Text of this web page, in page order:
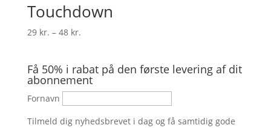
Touchdown
29 kr. – 48 kr.Prisinterval:
48 kr.
Få 50% i rabat på den første levering af dit
abonnement
Fornavn
Tilmeld dig nyhedsbrevet i dag og få samtidig gode